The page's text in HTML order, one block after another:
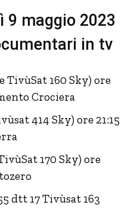
9 maggio 2023
in tv
TivùSat 160 Sky) ore
Crociera
414 Sky) ore 21:15
170 Sky) ore
dtt 17 Tivùsat 163